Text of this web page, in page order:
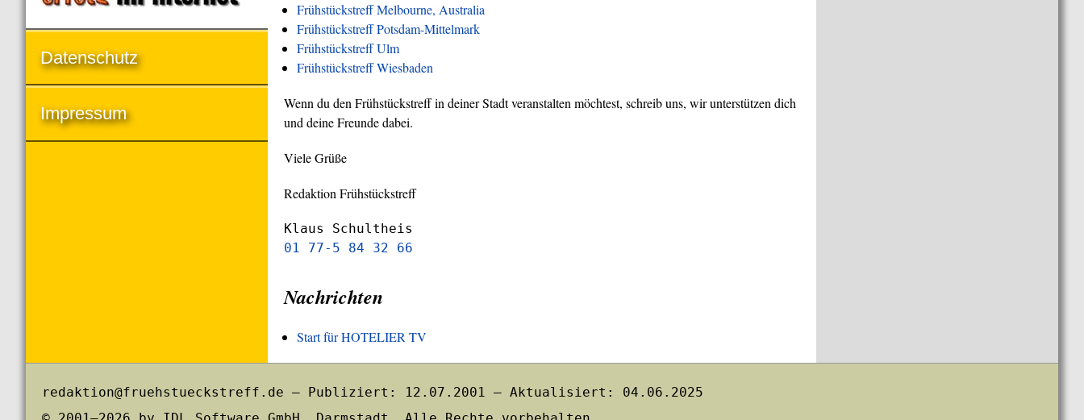
Frühstückstreff Melbourne, Australia
Frühstückstreff Potsdam-Mittelmark
Frühstückstreff Ulm
Frühstückstreff Wiesbaden
Wenn du den Frühstückstreff in deiner Stadt veranstalten möchtest, schreib uns, wir unterstützen dich
und deine Freunde dabei.
Viele Grüße
Redaktion Frühstückstreff
Klaus Schultheis
01 77-5 84 32 66
Nachrichten
Start für HOTELIER TV
Datenschutz
Impressum
redaktion@fruehstueckstreff.de – Publiziert: 12.07.2001 – Aktualisiert: 04.06.2025